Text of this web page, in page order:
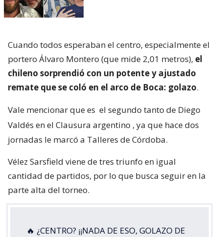
Cuando todos esperaban el centro, especialmente el
portero Álvaro Montero (que mide 2,01 metros), el
chileno sorprendió con un potente y ajustado
remate que se coló en el arco de Boca: golazo.
Vale mencionar que es el segundo tanto de Diego
Valdés en el Clausura argentino , ya que hace dos
jornadas le marcó a Talleres de Córdoba.
Vélez Sarsfield viene de tres triunfo en igual
cantidad de partidos, por lo que busca seguir en la
parte alta del torneo.
🔥 ¿CENTRO? ¡¡NADA DE ESO, GOLAZO DE